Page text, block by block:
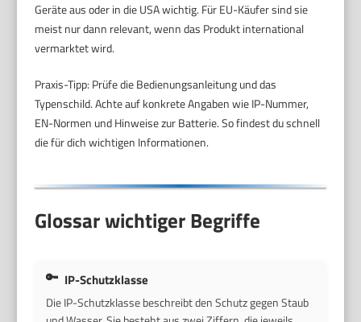
Geräte aus oder in die USA wichtig. Für EU-Käufer sind sie
meist nur dann relevant, wenn das Produkt international
vermarktet wird.
Praxis-Tipp: Prüfe die Bedienungsanleitung und das
Typenschild. Achte auf konkrete Angaben wie IP-Nummer,
EN-Normen und Hinweise zur Batterie. So findest du schnell
die für dich wichtigen Informationen.
Glossar wichtiger Begriffe
IP-Schutzklasse
Die IP-Schutzklasse beschreibt den Schutz gegen Staub